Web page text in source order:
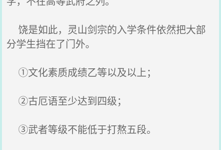
饶是如此，灵山剑宗的入学条件依然把大部
分学生挡在了门外。
①文化素质成绩乙等以及以上；
②古厄语至少达到四级；
③武者等级不能低于打熬五段。